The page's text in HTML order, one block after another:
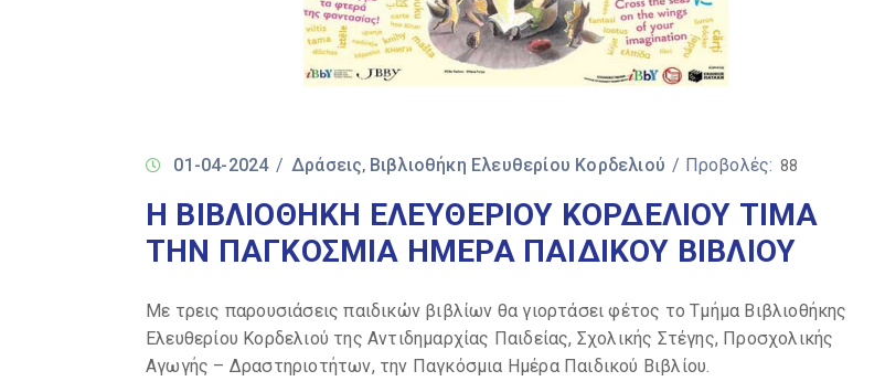
01-04-2024 / Δράσεις‚ Βιβλιοθήκη Ελευθερίου Κορδελιού / Προβολές: 88
Η ΒΙΒΛΙΟΘΗΚΗ ΕΛΕΥΘΕΡΙΟΥ ΚΟΡΔΕΛΙΟΥ ΤΙΜΑ
ΤΗΝ ΠΑΓΚΟΣΜΙΑ ΗΜΕΡΑ ΠΑΙΔΙΚΟΥ ΒΙΒΛΙΟΥ
Με τρεις παρουσιάσεις παιδικών βιβλίων θα γιορτάσει φέτος το Τμήμα Βιβλιοθήκης
Ελευθερίου Κορδελιού της Αντιδημαρχίας Παιδείας, Σχολικής Στέγης, Προσχολικής
Αγωγής – Δραστηριοτήτων, την Παγκόσμια Ημέρα Παιδικού Βιβλίου.